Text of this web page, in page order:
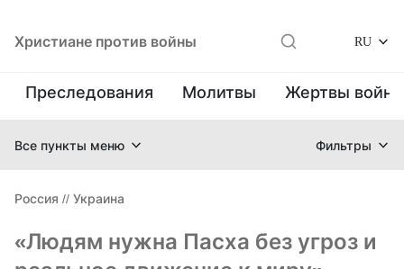
Христиане против войны RU
Преследования Молитвы Жертвы
Все пункты меню Фильтры
Россия // Украина
«Людям нужна Пасха без угроз и